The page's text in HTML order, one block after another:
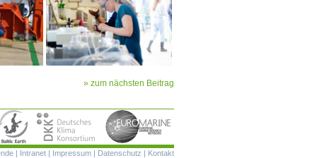
» zum nächsten Beitrag
Navigation
Intranet Impressum Datenschutz Kontakt